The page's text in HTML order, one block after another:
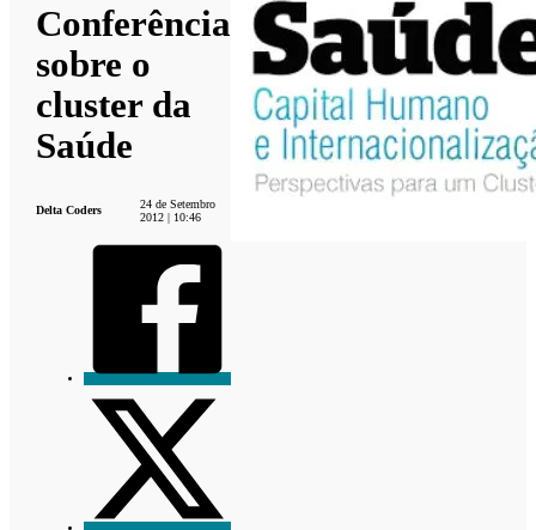
Conferência
sobre o
cluster da
Saúde
Delta Coders
24 de Setembro
2012 | 10:46